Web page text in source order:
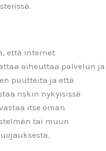
että Internet
aiheuttaa palvelun ja
puutteita ja että
riskin nykyisissä
itse oman
tai muun